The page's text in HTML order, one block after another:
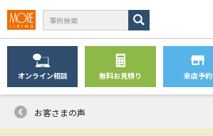
オンライン相談 無料お見積り 来店予約
お客さまの声